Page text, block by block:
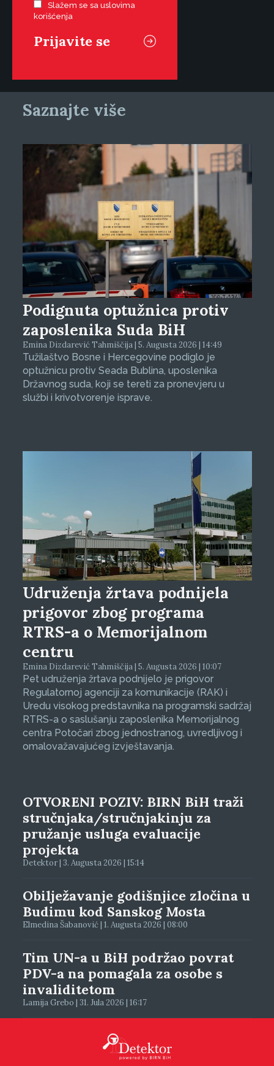
Slažem se sa uslovima
korišćenja
Saznajte više
Podignuta optužnica protiv
zaposlenika Suda BiH
Emina Dizdarević Tahmiščija | 5. Augusta 2026 | 14:49
Tužilaštvo Bosne i Hercegovine podiglo je
optužnicu protiv Seada Bublina, uposlenika
Državnog suda, koji se tereti za pronevjeru u
službi i krivotvorenje isprave.
Udruženja žrtava podnijela
prigovor zbog programa
RTRS-a o Memorijalnom
centru
Emina Dizdarević Tahmiščija | 5. Augusta 2026 | 10:07
Pet udruženja žrtava podnijelo je prigovor
Regulatornoj agenciji za komunikacije (RAK) i
Uredu visokog predstavnika na programski sadržaj
RTRS-a o saslušanju zaposlenika Memorijalnog
centra Potočari zbog jednostranog, uvredljivog i
omalovažavajućeg izvještavanja.
OTVORENI POZIV: BIRN BiH traži
stručnjaka/stručnjakinju za
pružanje usluga evaluacije
projekta
Detektor | 3. Augusta 2026 | 15:14
Obilježavanje godišnjice zločina u
Budimu kod Sanskog Mosta
Elmedina Šabanović | 1. Augusta 2026 | 08:00
Tim UN-a u BiH podržao povrat
PDV-a na pomagala za osobe s
invaliditetom
Lamija Grebo | 31. Jula 2026 | 16:17